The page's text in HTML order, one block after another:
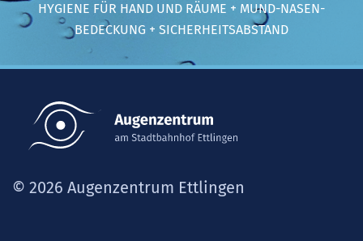
HYGIENE FÜR HAND UND RÄUME + MUND-NASEN-
BEDECKUNG + SICHERHEITSABSTAND
© 2026 Augenzentrum Ettlingen